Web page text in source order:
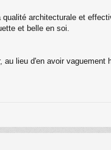
architecturale et
et belle en soi.
lieu d'en avoir vaguement